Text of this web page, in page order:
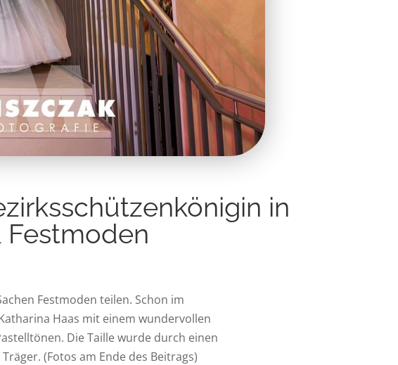
in
Festmoden
Festmoden teilen. Schon im
Haas mit einem wundervollen
Die Taille wurde durch einen
(Fotos am Ende des Beitrags)